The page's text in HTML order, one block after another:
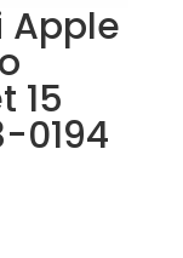
Apple
15
0194